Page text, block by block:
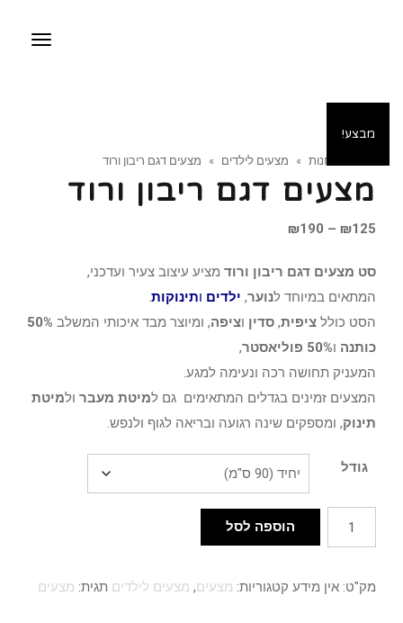
תפריט
מבצע!
חנות » מצעים לילדים » מצעים דגם ריבון ורוד
מצעים דגם ריבון ורוד
₪125
–
₪190
טווח
עד
סט מצעים דגם ריבון ורוד מציע עיצוב צעיר ועדכני,
המתאים במיוחד לנוער, ילדים ותינוקות.
הסט כולל ציפית, סדין וציפה, ומיוצר מבד איכותי המשלב 50%
כותנה ו50% פוליאסטר
,
המעניק תחושה רכה ונעימה למגע.
המצעים זמינים בגדלים המתאימים גם למיטת מעבר ולמיטת
תינוק, ומספקים שינה רגועה ובריאה לגוף ולנפש.
גודל
כמות
של
דגם
הוספה לסל
מק"ט: אין מידע קטגוריות: מצעים, מצעים לילדים תגית: מצעים